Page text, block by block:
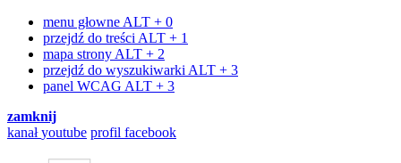
menu głowne ALT + 0
przejdź do treści ALT + 1
mapa strony ALT + 2
przejdź do wyszukiwarki ALT + 3
panel WCAG ALT + 3
zamknij
kanałyoutube profil facebook